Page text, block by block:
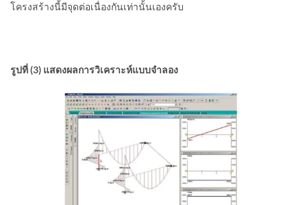
โครงสร้างนี้มีจุดต่อเนื่องกันเท่านั้นเองครับ
รูปที่ (3) แสดงผลการวิเคราะห์แบบจำลอง